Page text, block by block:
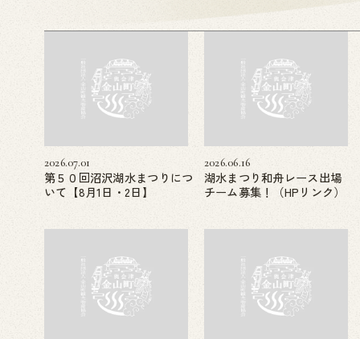
2026.07.01
第５０回沼沢湖水まつりにつ
いて【8月1日・2日】
2026.06.16
湖水まつり和舟レース出場
チーム募集！（HPリンク）